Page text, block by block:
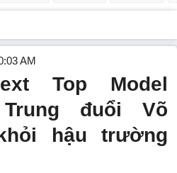
AM
Top Model
đuổi Võ
hậu trường